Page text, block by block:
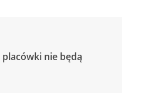
nie będą